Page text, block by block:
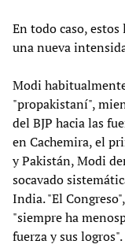
En todo caso,
una nueva
Modi
"propakistaní",
del BJP hacia las
en Cachemira, el
y Pakistán, Modi
socavado
India. "El
"siempre ha
fuerza y sus logros".